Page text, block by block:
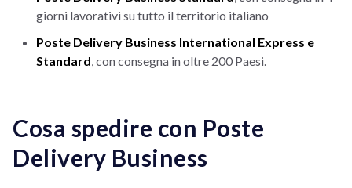
giorni lavorativi su tutto il territorio italiano
Poste Delivery Business International Express e
Standard , con consegna in oltre 200 Paesi.
Cosa spedire con Poste
Delivery Business